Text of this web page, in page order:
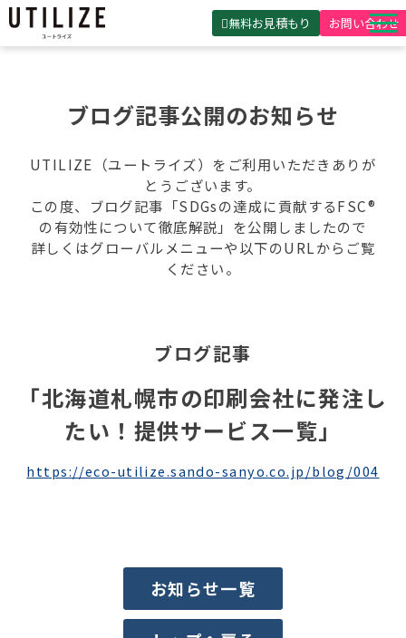
無料お見積もり お問い合わせ
選ばれる理由
事例紹介
会社概要
ブログ記事公開のお知らせ
UTILIZE（ユートライズ）をご利用いただきありが
とうございます。
この度、ブログ記事「SDGsの達成に貢献するFSC®
の有効性について徹底解説」を公開しましたので
詳しくはグローバルメニューや以下のURLからご覧
ください。
ブログ記事
「北海道札幌市の印刷会社に発注し
たい！提供サービス一覧」
https://eco-utilize.sando-sanyo.co.jp/blog/004
お知らせ一覧